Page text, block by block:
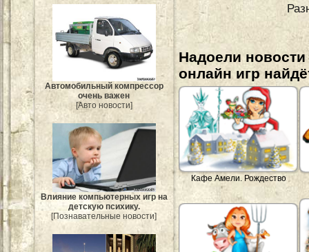
Автомобильный компрессор
очень важен
[Авто новости]
Влияние компьютерных игр на
детскую психику.
[Познавательные новости]
Надоели
онлайн игр
Кафе Амели. Рождество